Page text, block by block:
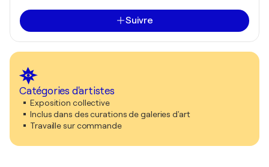
Suivre
Catégories d'artistes
Exposition collective
Inclus dans des curations de galeries d'art
Travaille sur commande